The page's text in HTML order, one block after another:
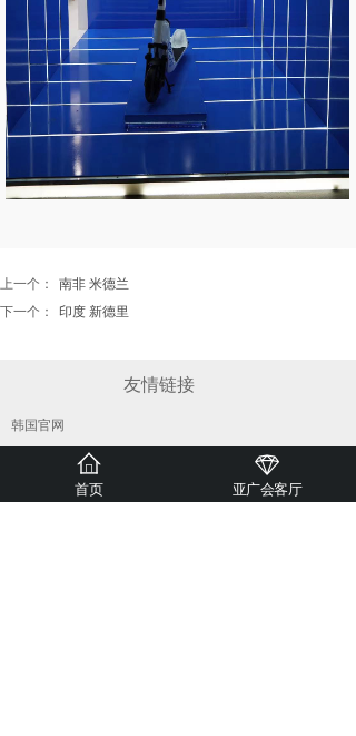
上一个：
南非 米德兰
下一个：
印度 新德里
韩国官网
友情链接
首页 亚广会客厅